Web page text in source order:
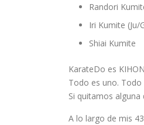
Randori
Iri Kumite (Ju/
Shiai Kumite
KarateDo es
Todo es uno. Todo
Si quitamos
A lo largo de mis